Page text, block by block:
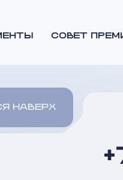
СОВЕТ
НАВЕРХ